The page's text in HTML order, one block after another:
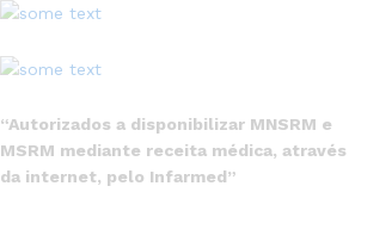
“Autorizados a disponibilizar MNSRM e
MSRM mediante receita médica, através
da internet, pelo Infarmed”